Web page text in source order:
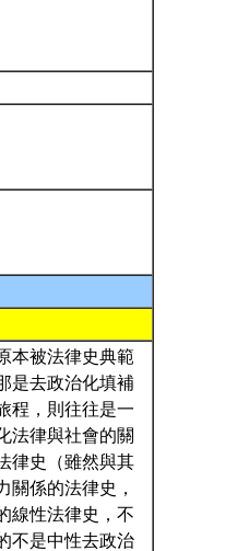
本被法律史典範
是去政治化填補
程，則往往是一
法律與社會的關
律史（雖然與其
係的法律史，
線性法律史，不
不是中性去政治